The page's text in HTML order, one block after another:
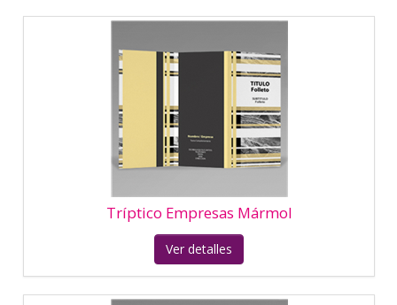
Ver detalles
Tríptico Idiomas Alemán